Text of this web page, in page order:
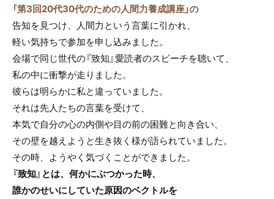
「第3回20代30代のための人間力養成講座」の
告知を見つけ、人間力という言葉に引かれ、
軽い気持ちで参加を申し込みました。
会場で同じ世代の『致知』愛読者のスピーチを聴いて、
私の中に衝撃が走りました。
彼らは明らかに私と違っていました。
それは先人たちの言葉を受けて、
本気で自分の心の内側や目の前の困難と向き合い、
その壁を越えようと生き抜く様が語られていました。
その時、ようやく気づくことができました。
『致知』とは、何かにぶつかった時、
誰かのせいにしていた原因のベクトルを